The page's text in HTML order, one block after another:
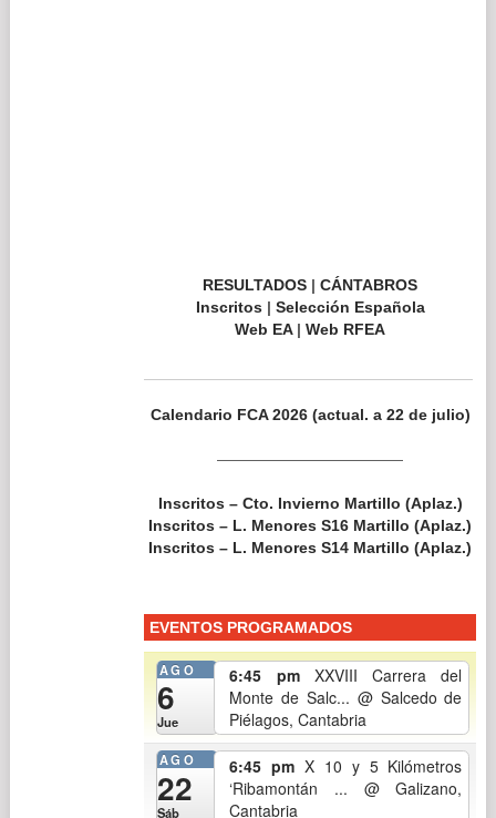
6:45 pmX 10 y 5 Kilómetros
‘Ribamontán ...@ Galizano,
23
Vertical ‘S...@ Sámano, Castro
4
Vie
‘Virgen de Val...@ Vioño de
Piélagos, Cantabria
Sáb
Santander, Cantabria
SEP
12
Sáb
5:45 pm XXXIX Medio Maratón
Bajo Pas-Ayu...@ Oruña de
Piélagos, Cantabria
SEP
27
Dom
10:45 am III Medio Kilómetro
Vertical ‘El...
@ Sámano, Castro
Urdiales